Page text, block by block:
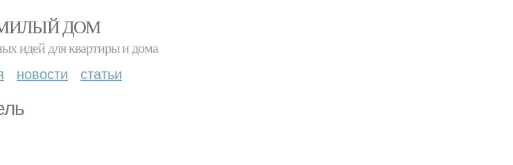
ДОМ
идей для квартиры и дома
новости статьи